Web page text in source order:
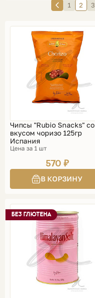
1 2 3
Чипсы "Rubio Snacks" со
вкусом чоризо 125гр
Испания
Цена за 1 шт
570 ₽
БЕЗ ГЛЮТЕНА